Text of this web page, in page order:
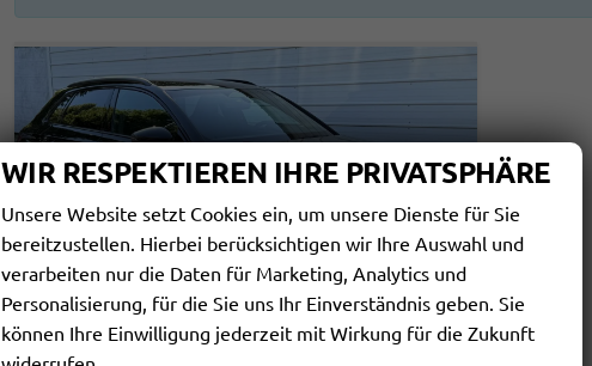
WIR RESPEKTIEREN IHRE PRIVATSPHÄRE
Unsere Website setzt Cookies ein, um unsere Dienste für Sie
bereitzustellen. Hierbei berücksichtigen wir Ihre Auswahl und
verarbeiten nur die Daten für Marketing, Analytics und
Personalisierung, für die Sie uns Ihr Einverständnis geben. Sie
können Ihre Einwilligung jederzeit mit Wirkung für die Zukunft